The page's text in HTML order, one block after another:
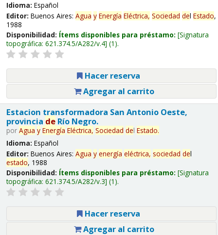
Idioma: Español
Editor: Buenos Aires: Agua y Energía Eléctrica, Sociedad del Estado,
1988
Disponibilidad: Ítems disponibles para préstamo: Signatura
topográfica: 621.374.5/A282/v.4 (1).
Hacer reserva
Agregar al carrito
Estacion transformadora San Antonio Oeste,
provincia deRío Negro.
por Agua y Energía Eléctrica, Sociedad del Estado.
Idioma: Español
Editor: Buenos Aires: Agua y energía eléctrica, sociedad del
estado, 1988
Disponibilidad: Ítems disponibles para préstamo: Signatura
topográfica: 621.374.5/A282/v.3 (1).
Hacer reserva
Agregar al carrito